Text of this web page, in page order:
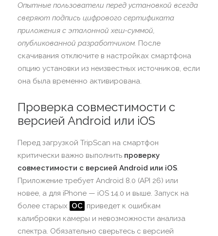
Опытные пользователи перед установкой всегда
сверяют подпись цифрового сертификата
приложения с эталонной хеш-суммой,
опубликованной разработчиком. После
скачивания отключите в настройках смартфона
опцию установки из неизвестных источников, если
она была временно активирована.
Проверка совместимости с
версией Android или iOS
Перед загрузкой TripScan на смартфон
критически важно выполнить проверку
совместимости с версией Android или iOS.
Приложение требует Android 8.0 (API 26) или
новее, а для iPhone — iOS 14.0 и выше. Запуск на
более старых ОС приведет к ошибкам
калибровки камеры и невозможности анализа
спектра. Обязательно сверьтесь с версией